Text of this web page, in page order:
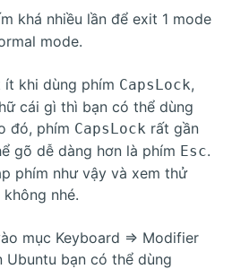
khá nhiều lần để exit 1 mode
mode.
khi dùng phím CapsLock,
cái gì thì bạn có thể dùng
đó, phím CapsLock rất gần
gõ dễ dàng hơn là phím Esc.
phím như vậy và xem thử
nhé.
mục Keyboard => Modifier
Ubuntu bạn có thể dùng